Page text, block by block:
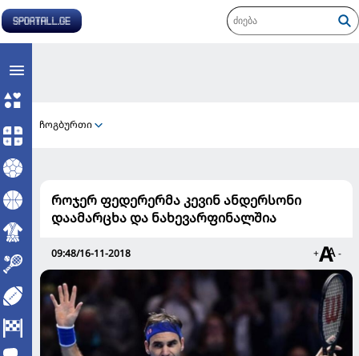
ჩოგბურთი
როჯერ ფედერერმა კევინ ანდერსონი
დაამარცხა და ნახევარფინალშია
09:48/16-11-2018 + -